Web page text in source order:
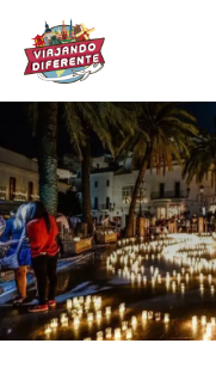
contenido